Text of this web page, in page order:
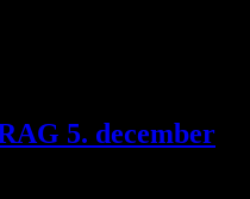
5. december